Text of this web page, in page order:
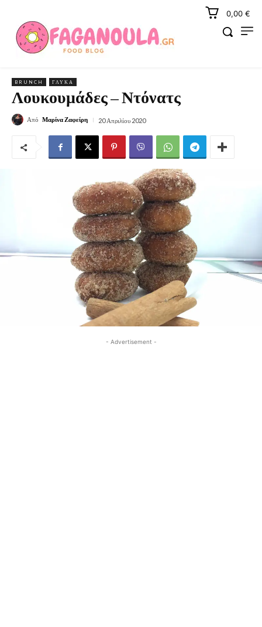
0,00 €
BRUNCH ΓΛΥΚΆ
Λουκουμάδες – Ντόνατς
Από Μαρίνα Ζαφείρη 20 Απριλίου 2020
- Advertisement -